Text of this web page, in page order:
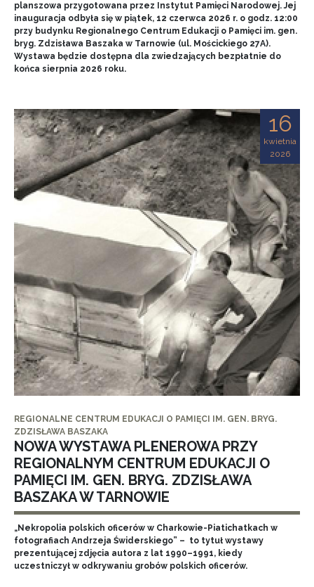
planszowa przygotowana przez Instytut Pamięci Narodowej. Jej
inauguracja odbyła się w piątek, 12 czerwca 2026 r. o godz. 12:00
przy budynku Regionalnego Centrum Edukacji o Pamięci im. gen.
bryg. Zdzisława Baszaka w Tarnowie (ul. Mościckiego 27A).
Wystawa będzie dostępna dla zwiedzających bezpłatnie do
końca sierpnia 2026 roku.
16
kwietnia
2026
REGIONALNE CENTRUM EDUKACJI O PAMIĘCI IM. GEN. BRYG.
ZDZISŁAWA BASZAKA
NOWA WYSTAWA PLENEROWA PRZY
REGIONALNYM CENTRUM EDUKACJI O
PAMIĘCI IM. GEN. BRYG. ZDZISŁAWA
BASZAKA W TARNOWIE
„Nekropolia polskich oficerów w Charkowie-Piatichatkach w
fotografiach Andrzeja Świderskiego” – to tytuł wystawy
prezentującej zdjęcia autora z lat 1990–1991, kiedy
uczestniczył w odkrywaniu grobów polskich oficerów.